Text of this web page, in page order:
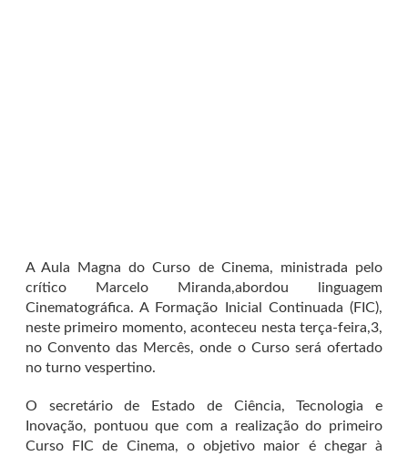
A Aula Magna do Curso de Cinema, ministrada pelo
crítico Marcelo Miranda,abordou linguagem
Cinematográfica. A Formação Inicial Continuada (FIC),
neste primeiro momento, aconteceu nesta terça-feira,3,
no Convento das Mercês, onde o Curso será ofertado
no turno vespertino.
O secretário de Estado de Ciência, Tecnologia e
Inovação, pontuou que com a realização do primeiro
Curso FIC de Cinema, o objetivo maior é chegar à